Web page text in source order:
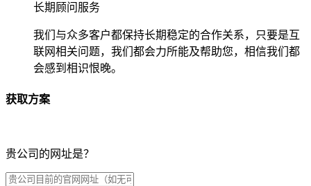
长期顾问服务
我们与众多客户都保持长期稳定的合作关系，只要是互
联网相关问题，我们都会力所能及帮助您，相信我们都
会感到相识恨晚。
获取方案
贵公司的网址是？